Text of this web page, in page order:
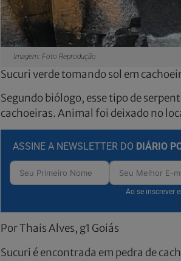
Imagem: Foto Reprodução
Sucuri verde tomando sol em
Segundo biólogo, esse tipo de
cachoeiras. Animal foi deixado no
ASSINE A NEWSLETTER DO DIÁRIO
Ao se inscrever
Por Thais Alves, g1 Goiás
Sucuri é encontrada em pedra de